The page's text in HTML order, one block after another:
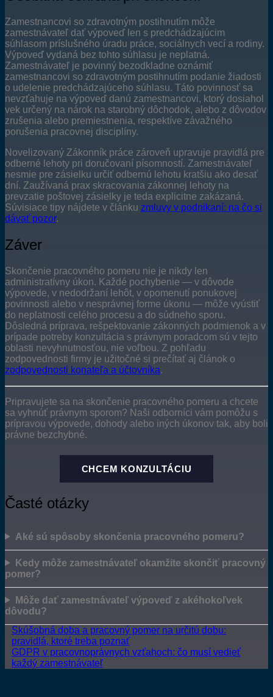
Zamestnancovi so zdravotným postihnutím môže
zamestnávateľ dať výpoveď len s predchádzajúcim
súhlasom príslušného úradu práce, sociálnych vecí a rodiny.
Výpoveď vydaná bez tohto súhlasu je neplatná.
Zamestnávateľ je povinný bezodkladne oznámiť
zamestnancovi so zdravotným postihnutím podanie žiadosti
o udelenie predchádzajúceho súhlasu. Táto povinnosť sa
nevzťahuje na výpoveď danú zamestnancovi, ktorý dosiahol
vek určený na nárok na starobný dôchodok, alebo z dôvodov
zrušenia alebo premiestnenia, respektíve závažného
porušenia pracovnej disciplíny.
Novelizovaný Zákonník práce zároveň upravuje pravidlá pre
odberné lehoty pri doručovaní písomností. Zamestnávateľ
nesmie pre zásielku určiť odbernú lehotu kratšiu ako desať
dní. Zaužívaná prax skracovania zákonnej lehoty na
prevzatie poštovej zásielky je teda explicitne zakázaná.
Súvisiace tipy nájdete v článku zmluvy v podnikaní: na čo si
dávať pozor.
Záver
Skončenie pracovného pomeru nie je nikdy len
administratívny úkon. Každé pochybenie — v dôvode
výpovede, v nedodržaní lehôt, v opomenutí ponukovej
povinnosti alebo v nesprávnej forme úkonu — môže vyústiť
do neplatnosti celého procesu a do súdneho sporu.
Dôsledná príprava, rešpektovanie zákonných podmienok a v
prípade potreby konzultácia s právnym poradcom sú v tejto
oblasti nevyhnutnosťou, nie voľbou. Z pohľadu
zodpovednosti firmy je užitočné si prečítať aj článok o
zodpovednosti konateľa a účtovníka.
Pripravujete sa na skončenie pracovného pomeru a chcete
sa vyhnúť právnym sporom? Naši odborníci vám pomôžu s
prípravou výpovede, dohody alebo iných úkonov tak, aby boli
právne bezchybné.
CHCEM KONZULTÁCIU
Časté otázky
Aké sú spôsoby skončenia pracovného pomeru?
Kedy môže zamestnávateľ okamžite skončiť pracovný
pomer?
Môže dať zamestnávateľ výpoveď z akéhokoľvek
dôvodu?
Skúšobná doba a pracovný pomer na určitú dobu:
pravidlá, ktoré treba poznať
GDPR v pracovnoprávnych vzťahoch: čo musí vedieť
každý zamestnávateľ